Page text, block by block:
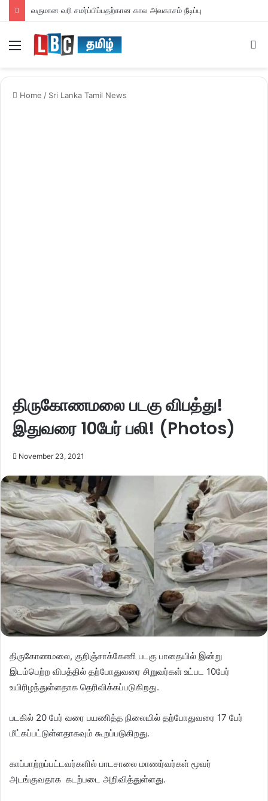
வருமான வரி சமர்ப்பிப்பதற்கான கால அவகாசம் நீடிப்பு
Home / Sri Lanka Tamil News
திருகோணமலை படகு விபத்து!
இதுவரை 10பேர் பலி! (Photos)
November 23, 2021
திருகோணமலை, குறிஞ்சாக்கேணி படகு பாதையில் இன்று
இடம்பெற்ற விபத்தில் தற்போதுவரை சிறுவர்கள் உட்பட 10பேர்
உயிரிழந்துள்ளதாக தெரிவிக்கப்படுகிறது.
படகில் 20 பேர் வரை பயணித்த நிலையில் தற்போதுவரை 17 பேர்
மீட்கப்பட்டுள்ளதாகவும் கூறப்படுகிறது.
காப்பாற்றப்பட்டவர்களில் பாடசாலை மாணர்வர்கள் மூவர்
அடங்குவதாக கடற்படை அறிவித்துள்ளது.